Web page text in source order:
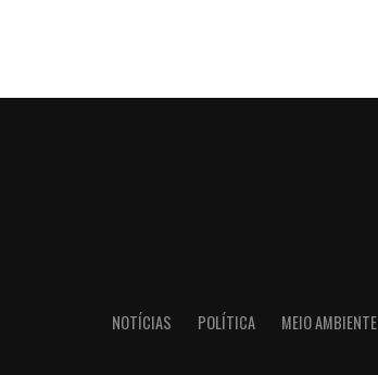
NOTÍCIAS POLÍTICA MEIO AMBIENTE